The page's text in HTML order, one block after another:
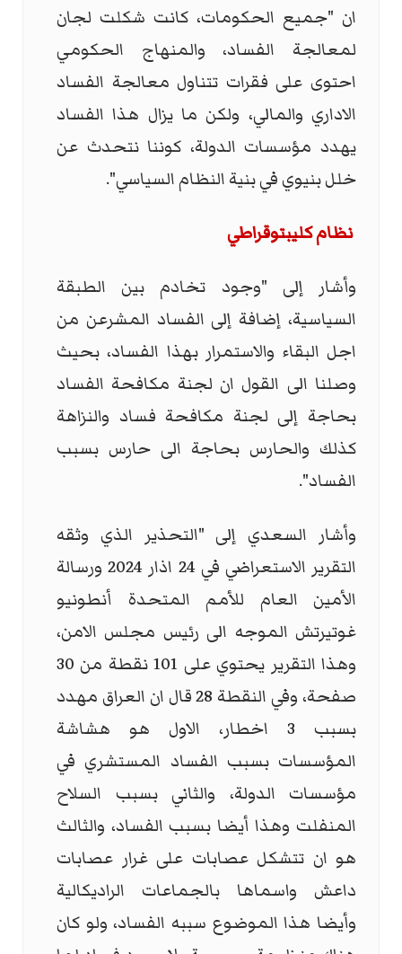
ان "جميع الحكومات، كانت شكلت لجان
لمعالجة الفساد، والمنهاج الحكومي
احتوى على فقرات تتناول معالجة الفساد
الاداري والمالي، ولكن ما يزال هذا الفساد
يهدد مؤسسات الدولة، كوننا نتحدث عن
خلل بنيوي في بنية النظام السياسي".
نظام كليبتوقراطي
وأشار إلى "وجود تخادم بين الطبقة
السياسية، إضافة إلى الفساد المشرعن من
اجل البقاء والاستمرار بهذا الفساد، بحيث
وصلنا الى القول ان لجنة مكافحة الفساد
بحاجة إلى لجنة مكافحة فساد والنزاهة
كذلك والحارس بحاجة الى حارس بسبب
الفساد".
وأشار السعدي إلى "التحذير الذي وثقه
التقرير الاستعراضي في 24 اذار 2024 ورسالة
الأمين العام للأمم المتحدة أنطونيو
غوتيرتش الموجه الى رئيس مجلس الامن،
وهذا التقرير يحتوي على 101 نقطة من 30
صفحة، وفي النقطة 28 قال ان العراق مهدد
بسبب 3 اخطار، الاول هو هشاشة
المؤسسات بسبب الفساد المستشري في
مؤسسات الدولة، والثاني بسبب السلاح
المنفلت وهذا أيضا بسبب الفساد، والثالث
هو ان تتشكل عصابات على غرار عصابات
داعش واسماها بالجماعات الراديكالية
وأيضا هذا الموضوع سببه الفساد، ولو كان